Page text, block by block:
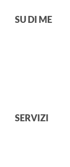
SU DI ME
SERVIZI